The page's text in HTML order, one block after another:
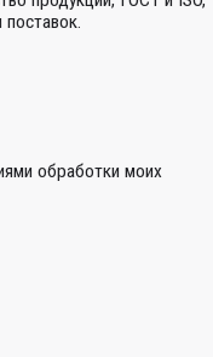
обработки моих